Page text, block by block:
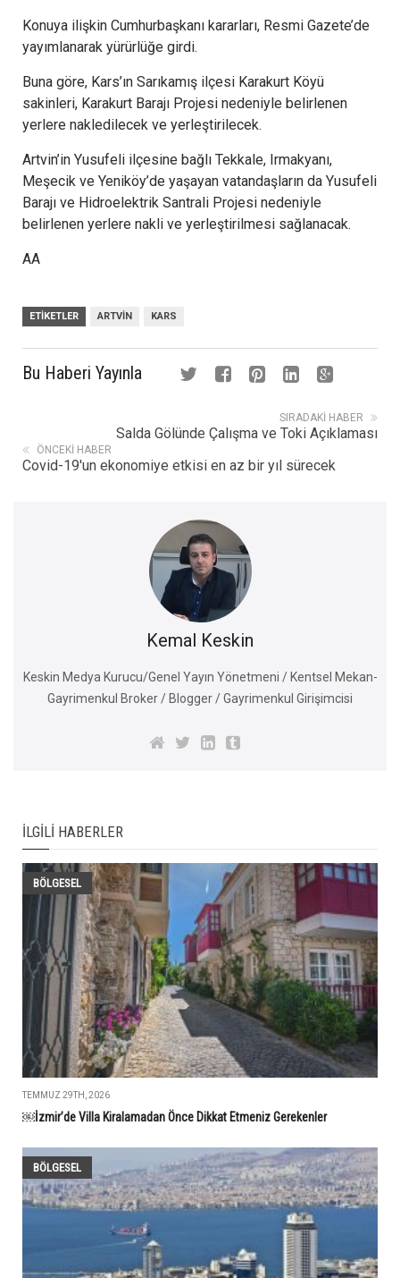
Konuya ilişkin Cumhurbaşkanı kararları, Resmi Gazete’de
yayımlanarak yürürlüğe girdi.
Buna göre, Kars’ın Sarıkamış ilçesi Karakurt Köyü
sakinleri, Karakurt Barajı Projesi nedeniyle belirlenen
yerlere nakledilecek ve yerleştirilecek.
Artvin’in Yusufeli ilçesine bağlı Tekkale, Irmakyanı,
Meşecik ve Yeniköy’de yaşayan vatandaşların da Yusufeli
Barajı ve Hidroelektrik Santrali Projesi nedeniyle
belirlenen yerlere nakli ve yerleştirilmesi sağlanacak.
AA
ETIKETLER ARTVIN KARS
Bu Haberi Yayınla
SIRADAKI HABER
Salda Gölünde Çalışma ve Toki Açıklaması
ÖNCEKI HABER
Covid-19'un ekonomiye etkisi en az bir yıl sürecek
Kemal Keskin
Keskin Medya Kurucu/Genel Yayın Yönetmeni / Kentsel Mekan-
Gayrimenkul Broker / Blogger / Gayrimenkul Girişimcisi
İLGILI HABERLER
BÖLGESEL
TEMMUZ 29TH, 2026
￼İzmir’de Villa Kiralamadan Önce Dikkat Etmeniz Gerekenler
BÖLGESEL